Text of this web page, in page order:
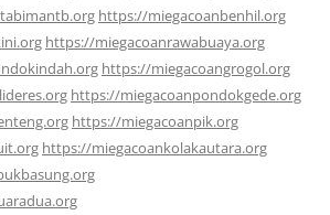
https://miegacoanbenhil.org
https://miegacoanrawabuaya.org
https://miegacoangrogol.org
https://miegacoanpondokgede.org
https://miegacoanpik.org
https://miegacoankolakautara.org